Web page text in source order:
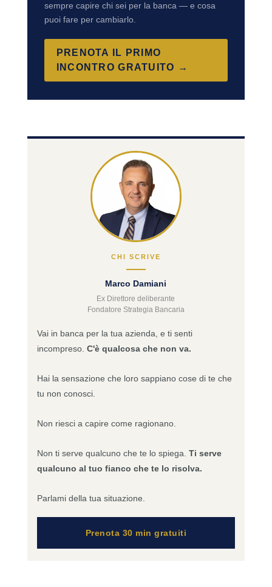
sempre capire chi sei per la banca — e cosa
puoi fare per cambiarlo.
PRENOTA IL PRIMO
INCONTRO GRATUITO →
CHI SCRIVE
Marco Damiani
Ex Direttore deliberante
Fondatore Strategia Bancaria
Vai in banca per la tua azienda, e ti senti
incompreso. C'è qualcosa che non va.
Hai la sensazione che loro sappiano cose di te che
tu non conosci.
Non riesci a capire come ragionano.
Non ti serve qualcuno che te lo spiega. Ti serve
qualcuno al tuo fianco che te lo risolva.
Parlami della tua situazione.
Prenota 30 min gratuiti